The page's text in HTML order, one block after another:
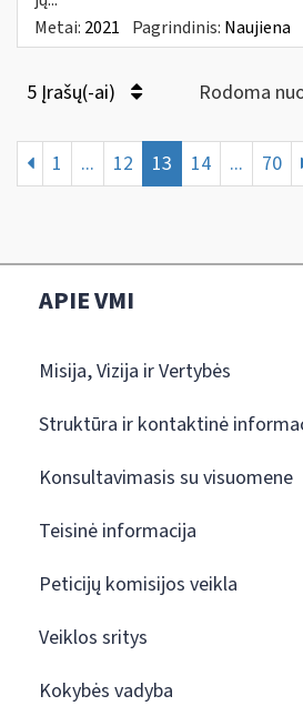
Metai: 2021 Pagrindinis: Naujiena
5 Įrašų(-ai) Rodoma
1 ... 12 13 14 ... 70
APIE VMI
Misija, Vizija ir Vertybės
Struktūra ir kontaktinė
Konsultavimasis su visuomene
Teisinė informacija
Peticijų komisijos veikla
Veiklos sritys
Kokybės vadyba